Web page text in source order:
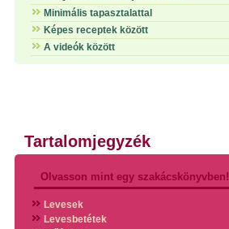
Minimális tapasztalattal
Képes receptek között
A videók között
Tartalomjegyzék
Olvasson mint egy szakácskönyvben!
Levesek
Levesbetétek